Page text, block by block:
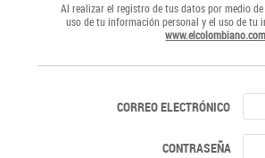
Al realizar el registro de tus datos por medio
uso de tu información personal y el uso de tu
www.elcolombiano.com
CORREO ELECTRÓNICO
CONTRASEÑA